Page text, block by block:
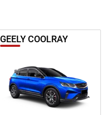
GEELY COOLRAY